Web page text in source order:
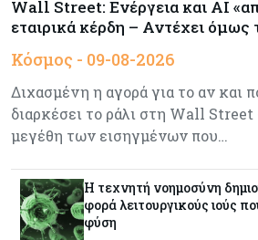
Ενέργεια: Στερεύουν τα
Ευρώπης - Τι θα γίνει τον
Ενέργεια
Η χώρα με τα περισσότερα
στέγες διευρύνει την
Wall Street: Ενέργεια και AI
εταιρικά κέρδη – Αντέχει όμως
Κόσμος - 09-08-2026
Διχασμένη η αγορά για το αν και
διαρκέσει το ράλι στη Wall Street
μεγέθη των εισηγμένων που…
Η τεχνητή νοημοσύνη
φορά λειτουργικούς ιούς
φύση